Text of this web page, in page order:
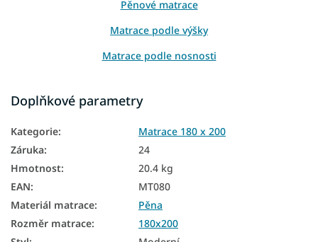
Pěnové matrace
Matrace podle výšky
Matrace podle nosnosti
Matrace z PUR pěny
Slovenské matrace
Matrace na polohovatelný rošt
Matrace podle tvrdosti
Velké matrace
Doplňkové parametry
Kategorie:
Matrace 180 x 200
Záruka:
24
Hmotnost:
20.4 kg
EAN:
MT080
Materiál matrace:
Pěna
Rozměr matrace:
180x200